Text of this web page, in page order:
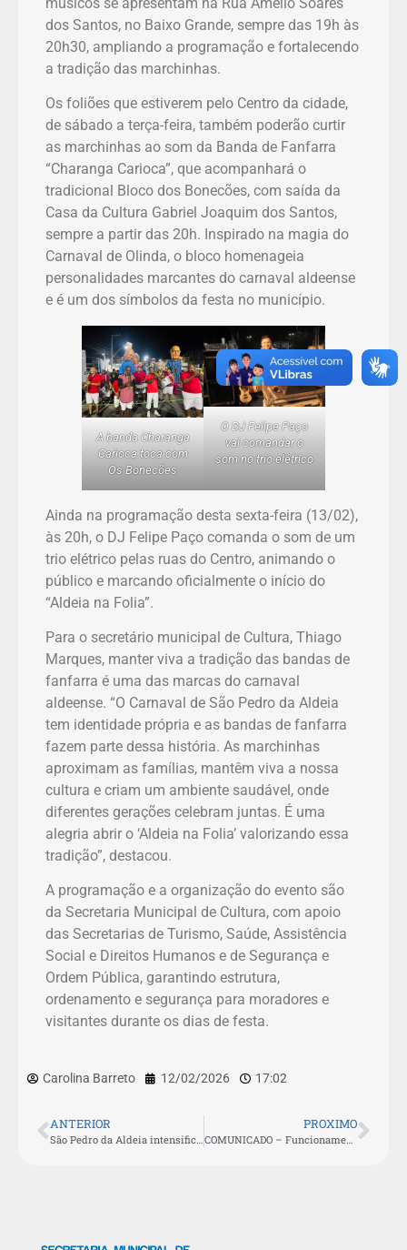
dos Santos, no Baixo Grande, sempre das 19h às
20h30, ampliando a programação e fortalecendo
a tradição das marchinhas.
Os foliões que estiverem pelo Centro da cidade,
de sábado a terça-feira, também poderão curtir
as marchinhas ao som da Banda de Fanfarra
“Charanga Carioca”, que acompanhará o
tradicional Bloco dos Bonecões, com saída da
Casa da Cultura Gabriel Joaquim dos Santos,
sempre a partir das 20h. Inspirado na magia do
Carnaval de Olinda, o bloco homenageia
personalidades marcantes do carnaval aldeense
e é um dos símbolos da festa no município.
A banda Charanga
Carioca toca com
Os Bonecões
O DJ Felipe Paço
vai comandar o
som no trio elétrico
Ainda na programação desta sexta-feira (13/02),
às 20h, o DJ Felipe Paço comanda o som de um
trio elétrico pelas ruas do Centro, animando o
público e marcando oficialmente o início do
“Aldeia na Folia”.
Para o secretário municipal de Cultura, Thiago
Marques, manter viva a tradição das bandas de
fanfarra é uma das marcas do carnaval
aldeense. “O Carnaval de São Pedro da Aldeia
tem identidade própria e as bandas de fanfarra
fazem parte dessa história. As marchinhas
aproximam as famílias, mantêm viva a nossa
cultura e criam um ambiente saudável, onde
diferentes gerações celebram juntas. É uma
alegria abrir o ‘Aldeia na Folia’ valorizando essa
tradição”, destacou.
A programação e a organização do evento são
da Secretaria Municipal de Cultura, com apoio
das Secretarias de Turismo, Saúde, Assistência
Social e Direitos Humanos e de Segurança e
Ordem Pública, garantindo estrutura,
ordenamento e segurança para moradores e
visitantes durante os dias de festa.
Carolina Barreto 12/02/2026 17:02
ANTERIOR
São Pedro da Aldeia intensifica preparativos para o Carnaval 2026
PROXIMO
COMUNICADO – Funcionamento da Casa do Artesão durante o Carnaval